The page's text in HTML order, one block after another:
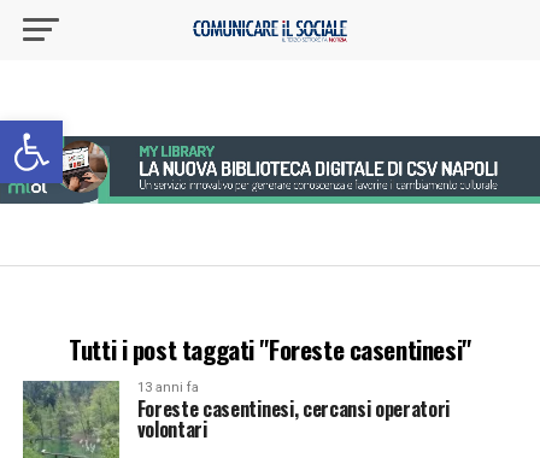
Apri la barra degli strumenti
Tutti i post taggati "Foreste casentinesi"
13 anni fa
Foreste casentinesi, cercansi operatori
volontari